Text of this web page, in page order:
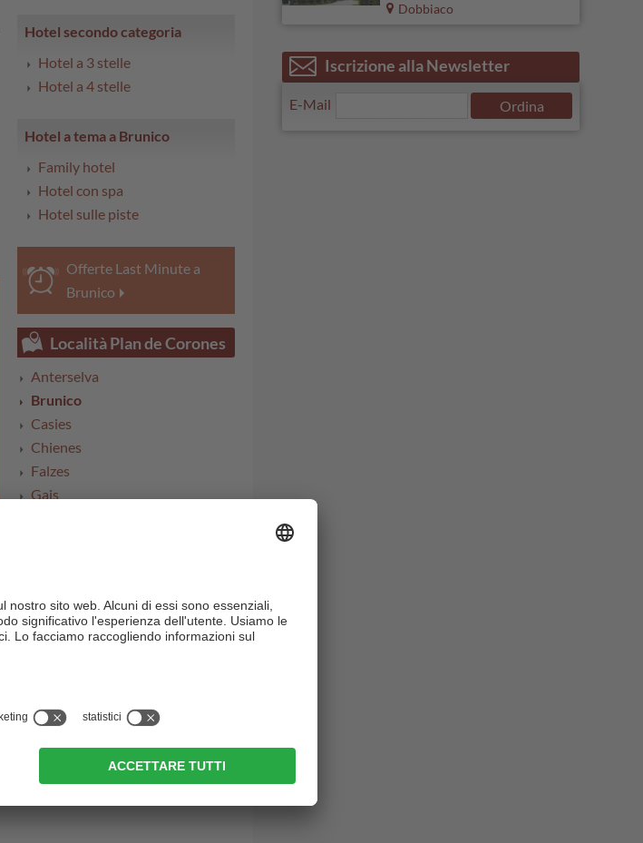
Hotel secondo categoria
Hotel a 3 stelle
Hotel a 4 stelle
Hotel a tema a Brunico
Family hotel
Hotel con spa
Hotel sulle piste
Offerte Last Minute a
Brunico
Località Plan de Corones
Anterselva
Brunico
Casies
Chienes
Falzes
Gais
San Lorenzo
San Martino in Badia
Tesido
Valdaora
Dobbiaco
Iscrizione alla Newsletter
E-Mail